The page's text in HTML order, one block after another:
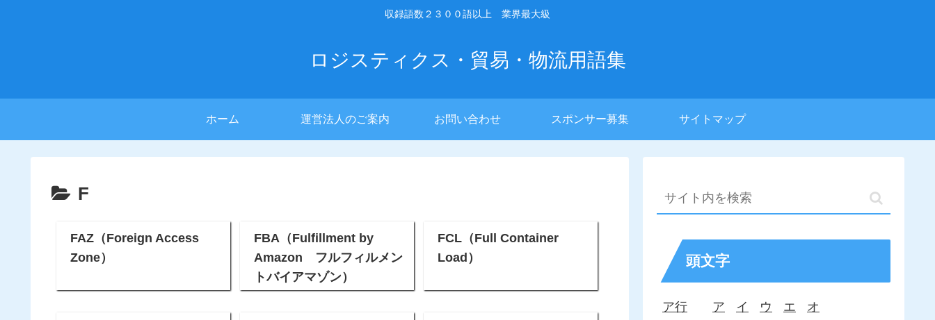
収録語数２３００語以上 業界最大級
ロジスティクス・貿易・物流用語集
ホーム 運営法人のご案内 お問い合わせ スポンサー募集 サイトマップ
F
FAZ（Foreign Access
Zone）
FBA（Fulfillment by
Amazon フルフィルメン
トバイアマゾン）
FCL（Full Container
Load）
頭文字
ア行 ア イ ウ エ
オ